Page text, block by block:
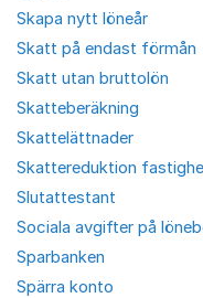
Skapa nytt löneår
Skatt på endast förmån
Skatt utan bruttolön
Skatteberäkning
Skattelättnader
Skattereduktion
Slutattestant
Sociala avgifter på
Sparbanken
Spärra konto